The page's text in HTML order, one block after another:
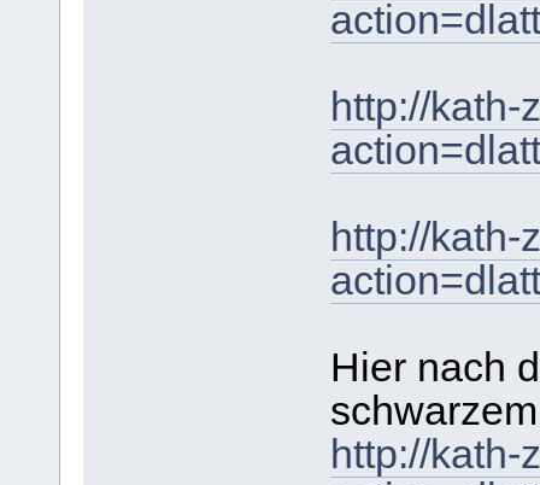
http://kath-
http://kath-
Hier nach
http://kath-